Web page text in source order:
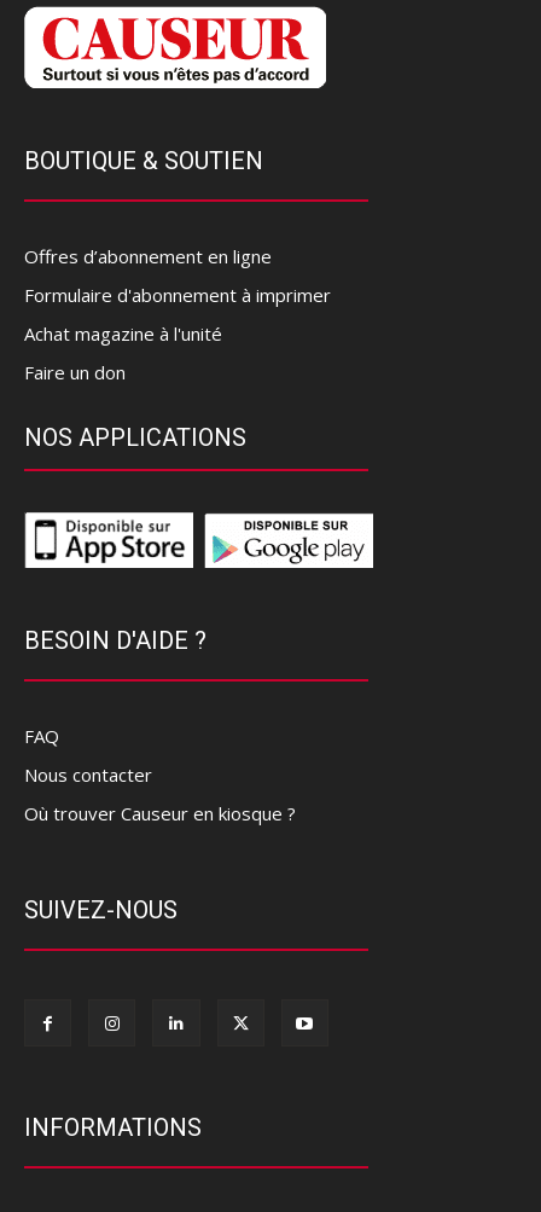
BOUTIQUE & SOUTIEN
Offres d’abonnement en ligne
Formulaire d'abonnement à imprimer
Achat magazine à l'unité
Faire un don
NOS APPLICATIONS
BESOIN D'AIDE ?
FAQ
Nous contacter
Où trouver Causeur en kiosque ?
SUIVEZ-NOUS
INFORMATIONS